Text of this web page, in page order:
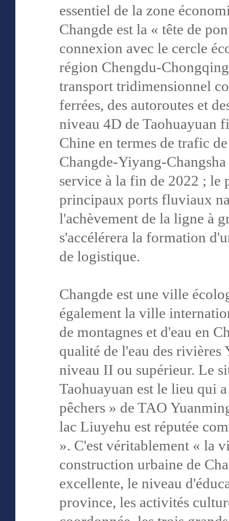
essentiel de la zone
Changde est la « tête de
connexion avec le cercle
région Chengdu-
transport tridimensionnel
ferrées, des autoroutes et
niveau 4D de Taohuayuan
Chine en termes de trafic
Changde-Yiyang-
service à la fin de 2022 ; le
principaux ports fluviaux
l'achèvement de la ligne à
s'accélérera la formation
de logistique.
Changde est une ville
également la ville
de montagnes et d'eau en
qualité de l'eau des
niveau II ou supérieur. Le
Taohuayuan est le lieu qui
pêchers » de TAO
lac Liuyehu est réputée
». C'est véritablement « la
construction urbaine de
excellente, le niveau
province, les activités